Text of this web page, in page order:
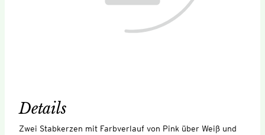
Details
Zwei Stabkerzen mit Farbverlauf von Pink über Weiß und